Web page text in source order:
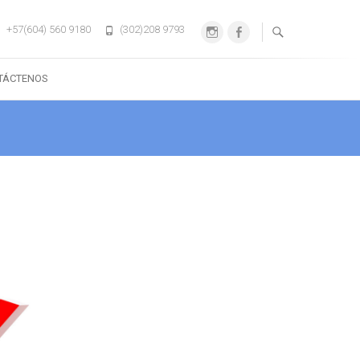
InstagramFacebook
+57(604) 560 9180 (302)208 9793